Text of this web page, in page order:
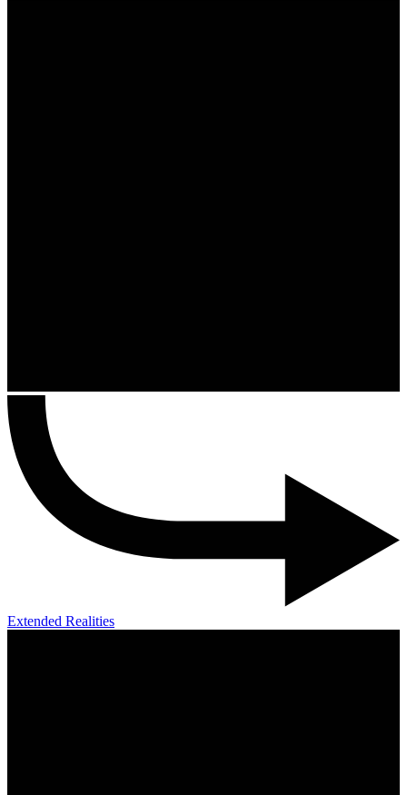
Extended Realities